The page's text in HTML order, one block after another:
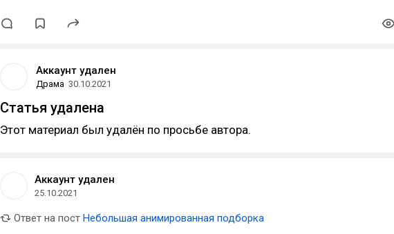
Аккаунт удален
Драма 30.10.2021
Статья удалена
Этот материал был удалён по просьбе автора.
Аккаунт удален
25.10.2021
Ответ на пост Небольшая анимированная подборка